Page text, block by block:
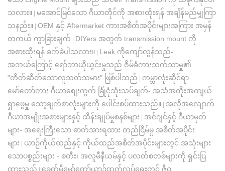
သလား။
မအောင်မြင်သော ဂီယာတိုင်ကို အစားထိုးရန် အချိန်မည်မျှကြာ
သနည်း။
OEM နှင့် Aftermarket ကားအစိတ်အပိုင်းများအကြား အမှန်
တကယ် ကွာခြားချက်
DIYers အတွက် transmission mount ကို
အစားထိုးရန် ခက်ခဲပါသလား။
Leak ကိုကျော်လွန်သည်-
အဘယ်ကြောင့် ရော်ဘာယိုယွင်းမှုသည် ဇိမ်ခံကားသက်သာမှု၏
"တိတ်ဆိတ်သောလူသတ်သမား" ဖြစ်ပါသည်
ကမ္ဘာလုံးဆိုင်ရာ
မော်တော်ကား ဂီယာစျေးကွက် ခြုံငုံသုံးသပ်ချက်- အသံအတိုးအကျယ်
ရှာဖွေမှု သော့ချက်စာလုံးများကို ပေါင်းစပ်ထားသည်။
အလိုအလျောက်
ဂီယာအမျိုးအစားများနှင့် ထိန်းချုပ်မှုစနစ်များ
အင်ဂျင်နှင့် ဂီယာမုတ်
များ- အရေးကြီးသော ဓာတ်အားရထား တည်ငြိမ်မှု အစိတ်အပိုင်း
များ
ယာဉ်ကိုယ်ထည်နှင့် ကိုယ်ထည်အစိတ်အပိုင်းများတွင် အသုံးများ
သောပစ္စည်းများ - စတီး၊ အလူမီနီယမ်နှင့် ပလတ်စတစ်များကို ရှင်းပြ
ထားသည်
ခေတ်မီမော်တော်ယာဉ်ထုတ်လုပ်ရေးတွင် ဇီဝ